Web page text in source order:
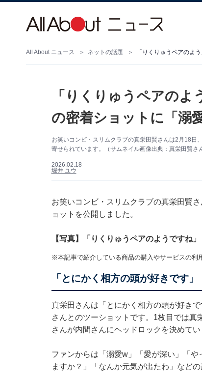
All About ニュース ネットの話題 「りくりゅうペアのよ
「りくりゅうペアのよ
の密着ショットに「溺
お笑いコンビ・スリムクラブの真栄田賢さんは2月18日
寄せられています。（サムネイル画像出典：真栄田賢さ
2026.02.18
堀井 ユウ
お笑いコンビ・スリムクラブの真栄田賢
ョットを公開しました。
【写真】「りくりゅうペアのようですね」
※本記事で紹介している商品の購入やサービスの利
「とにかく相方の頭が好きです」
真栄田さんは「とにかく相方の頭が好き
さんとのツーショットです。1枚目では真
さんが内間さんにヘッドロックを決めてい
ファンからは「溺愛w」「愛が深い」「
ますか？」「なんか元気が出たわ」などの